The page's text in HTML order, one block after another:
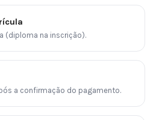
(diploma na inscrição).
a confirmação do pagamento.